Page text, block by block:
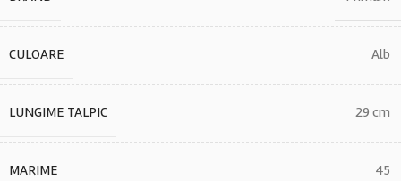
CULOARE Alb
LUNGIME TALPIC 29 cm
MARIME 45